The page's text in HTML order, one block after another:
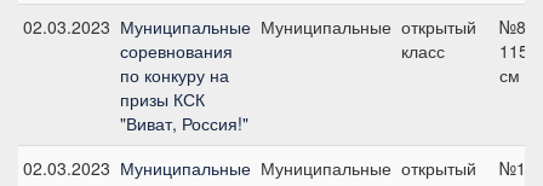
02.03.2023 Муниципальные
соревнования
по конкуру на
призы КСК
"Виват, Россия!"
Муниципальные открытый
класс
№8,
115
см
02.03.2023 Муниципальные Муниципальные открытый
№12,